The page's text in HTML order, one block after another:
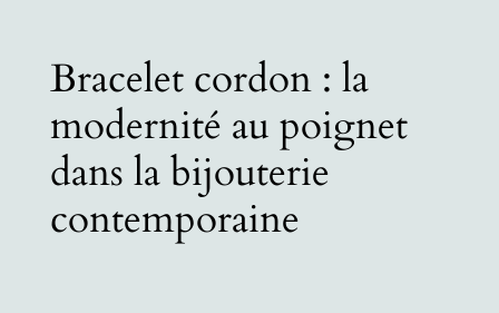
Bracelet cordon : la
modernité au poignet
dans la bijouterie
contemporaine